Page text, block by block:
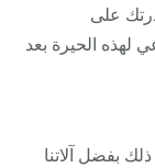
على
الحيرة بعد
بفضل آلاتنا